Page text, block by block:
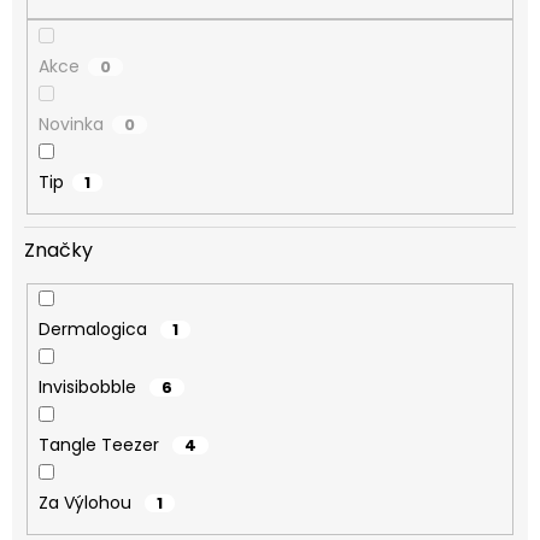
Akce 0
Novinka 0
Tip 1
Značky
Dermalogica 1
Invisibobble 6
Tangle Teezer 4
Za Výlohou 1